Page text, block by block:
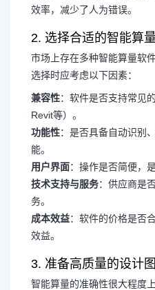
效率，减少了人为错误。
2. 选择合适的智能算
市场上存在多种智能算量软
选择时应考虑以下因素：
兼容性：软件是否支持常见
Revit等）。
功能性：是否具备自动识别
能。
用户界面：操作是否简便，
技术支持与服务：供应商是
务。
成本效益：软件的价格是否
效益。
3. 准备高质量的设计
智能算量的准确性很大程度